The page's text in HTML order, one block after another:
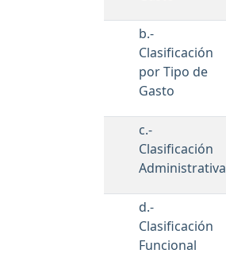
b.-
Clasificación
por Tipo de
Gasto
c.-
Clasificación
Administrativa
d.-
Clasificación
Funcional